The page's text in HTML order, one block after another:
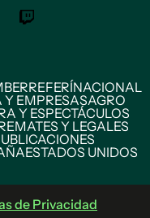
REFERÍNACIONAL
EMPRESASAGRO
Y ESPECTÁCULOS
Y LEGALES
ESTADOS UNIDOS
de Privacidad